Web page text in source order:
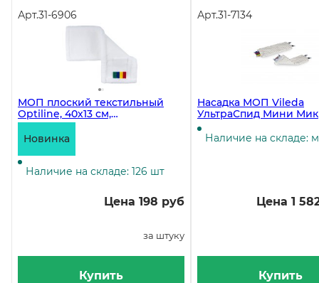
Арт.31-6906
МОП плоский текстильный
Optiline, 40х13 см,
универсальный, микрофибра,
белый
Новинка
Наличие на складе: 126 шт
Цена 198 руб
за штуку
Купить
Арт.31-7134
Насадка МОП Vileda
УльтраСпид Мини
34 см
Наличие на складе:
Цена 1
Купить